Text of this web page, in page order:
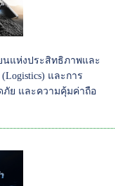
นแห่งประสิทธิภาพและ
และการ
ย และความคุ้มค่าถือ